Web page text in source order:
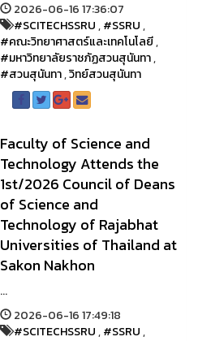
2026-06-16 17:36:07
#SCITECHSSRU,#SSRU,
#คณะวิทยาศาสตร์และเทคโนโลยี,
#มหาวิทยาลัยราชภัฏสวนสุนันทา,
#สวนสุนันทา,วิทย์สวนสุนันทา
Faculty of Science and
Technology Attends the
1st/2026 Council of Deans
of Science and
Technology of Rajabhat
Universities of Thailand at
Sakon Nakhon
...
2026-06-16 17:49:18
#SCITECHSSRU,#SSRU,